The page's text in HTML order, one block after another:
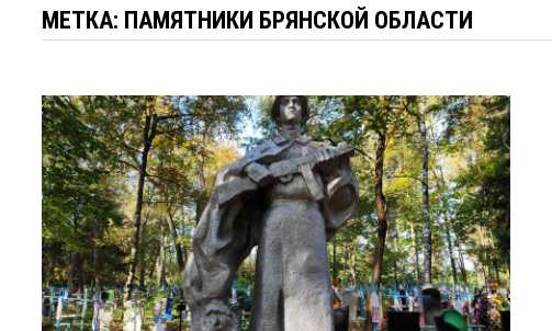
МЕТКА: ПАМЯТНИКИ БРЯНСКОЙ ОБЛАСТИ